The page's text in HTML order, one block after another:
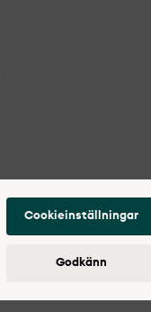
Cookieinställningar
Godkänn